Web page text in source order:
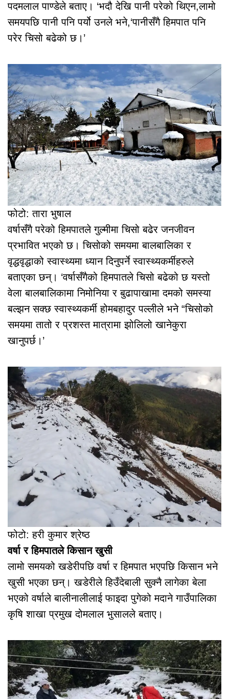
पदमलाल पाण्डेले बताए। ‘भदौ देखि पानी परेको थिएन,लामो
समयपछि पानी पनि पर्यो उनले भने,‘पानीसँगै हिमपात पनि
परेर चिसो बढेको छ।’
फोटो: तारा भुषाल
वर्षासँगै परेको हिमपातले गुल्मीमा चिसो बढेर जनजीवन
प्रभावित भएको छ। चिसोको समयमा बालबालिका र
वृद्धवृद्धाको स्वास्थ्यमा ध्यान दिनुपर्ने स्वास्थ्यकर्मीहरुले
बताएका छन्। ‘वर्षासँगैको हिमपातले चिसो बढेको छ यस्तो
वेला बालबालिकामा निमोनिया र बुढापाखामा दमको समस्या
बल्झन सक्छ स्वास्थ्यकर्मी होमबहादुर पल्लीले भने “चिसोको
समयमा तातो र प्रशस्त मात्रामा झोलिलो खानेकुरा
खानुपर्छ।’
फोटो: हरी कुमार श्रेष्ठ
वर्षा र हिमपातले किसान खुसी
लामो समयको खडेरीपछि वर्षा र हिमपात भएपछि किसान भने
खुसी भएका छन्। खडेरीले हिउँदेबाली सुक्नै लागेका बेला
भएको वर्षाले बालीनालीलाई फाइदा पुगेको मदाने गाउँपालिका
कृषि शाखा प्रमुख दोमलाल भुसालले बताए।